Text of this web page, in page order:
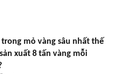
trong mỏ vàng sâu nhất thế
xuất 8 tấn vàng mỗi